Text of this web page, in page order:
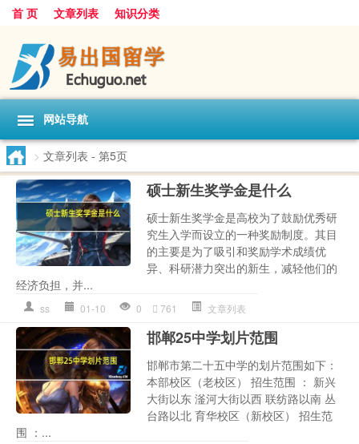
首 页 文章列表 知识分类
网站导航
> 文章列表 - 第5页
硕士新生奖学金是什么
硕士新生奖学金是高校为了鼓励优秀研
究生入学而设立的一种奖励制度。其目
的主要是为了吸引和奖励学术成绩优
异、科研潜力突出的新生，减轻他们的
经济负担，并...
ss 01-10 0 761 文章列表
邯郸25中学划片范围
邯郸市第二十五中学的划片范围如下：
本部校区（老校区） 招生范围 ： 新兴
大街以东 滏河大街以西 联纺路以南 丛
台路以北 育华校区（新校区） 招生范
围 ：...